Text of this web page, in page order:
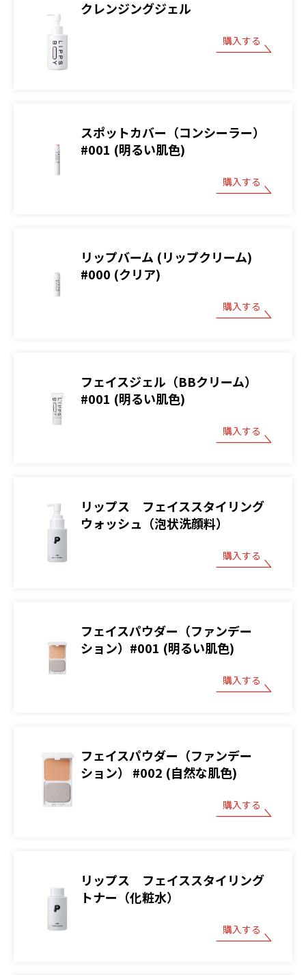
クレンジングジェル
購入する
スポットカバー（コンシーラー）
#001 (明るい肌色)
購入する
リップバーム (リップクリーム)
#000 (クリア)
購入する
フェイスジェル（BBクリーム）
#001 (明るい肌色)
購入する
リップス フェイススタイリング
ウォッシュ（泡状洗顔料）
購入する
フェイスパウダー（ファンデー
ション）#001 (明るい肌色)
購入する
フェイスパウダー（ファンデー
ション） #002 (自然な肌色)
購入する
リップス フェイススタイリング
トナー（化粧水）
購入する